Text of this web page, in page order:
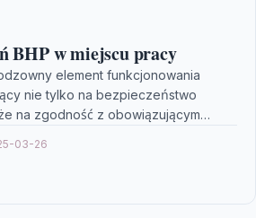
BHP w miejscu pracy
element funkcjonowania
nie tylko na bezpieczeństwo
na zgodność z obowiązującym
03-26